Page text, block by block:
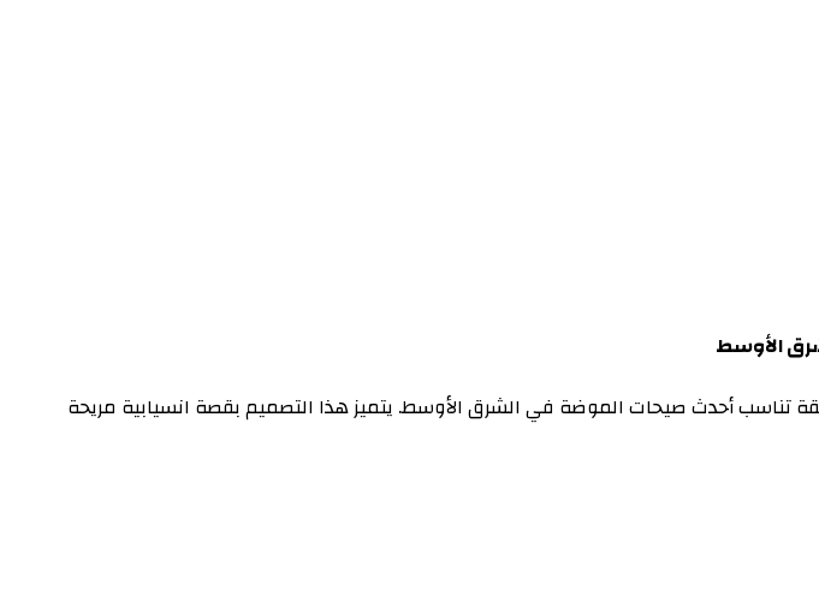
الأوسط
تناسب أحدث صيحات الموضة في الشرق الأوسط. يتميز هذا التصميم بقصة انسيابية مريحة